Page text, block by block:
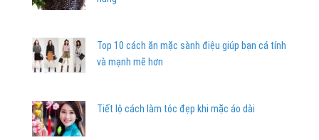
Top 10 cách ăn mặc sành điệu giúp bạn cá tính
và mạnh mẽ hơn
Tiết lộ cách làm tóc đẹp khi mặc áo dài